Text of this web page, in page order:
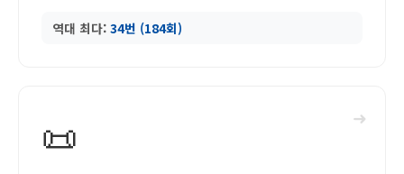
역대 최다: 34번 (184회)
➜
📜